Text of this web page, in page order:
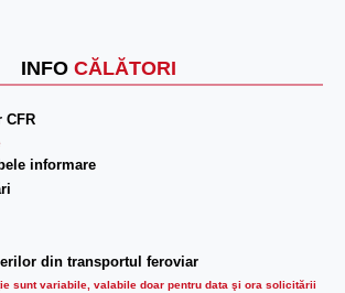
INFO CĂLĂTORI
informare
din transportul feroviar
sunt variabile, valabile doar pentru data şi ora solicitării